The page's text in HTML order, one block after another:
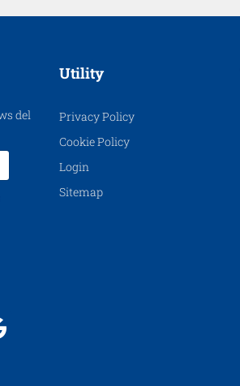
del
Utility
Privacy Policy
Cookie Policy
Login
Sitemap